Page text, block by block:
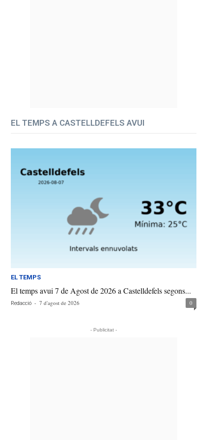
EL TEMPS A CASTELLDEFELS AVUI
EL TEMPS
El temps avui 7 de Agost de 2026 a Castelldefels segons...
Redacció - 7 d'agost de 2026 0
- Publicitat -